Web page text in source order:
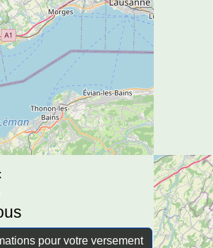
pour votre versement